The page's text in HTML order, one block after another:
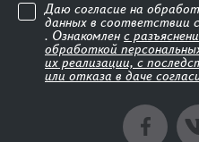
Даю согласие на
данных в соответствии с
. Ознакомлен с
обработкой
их реализации, с
или отказа в даче